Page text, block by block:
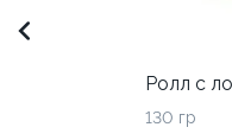
Ролл с
130 гр